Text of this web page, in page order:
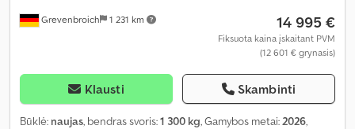
Grevenbroich 1 231 km 14 995 €
Fiksuota kaina įskaitant PVM
(12 601 € grynasis)
Klausti Skambinti
Būklė: naujas, bendras svoris:1 300 kg, Gamybos metai: 2026,